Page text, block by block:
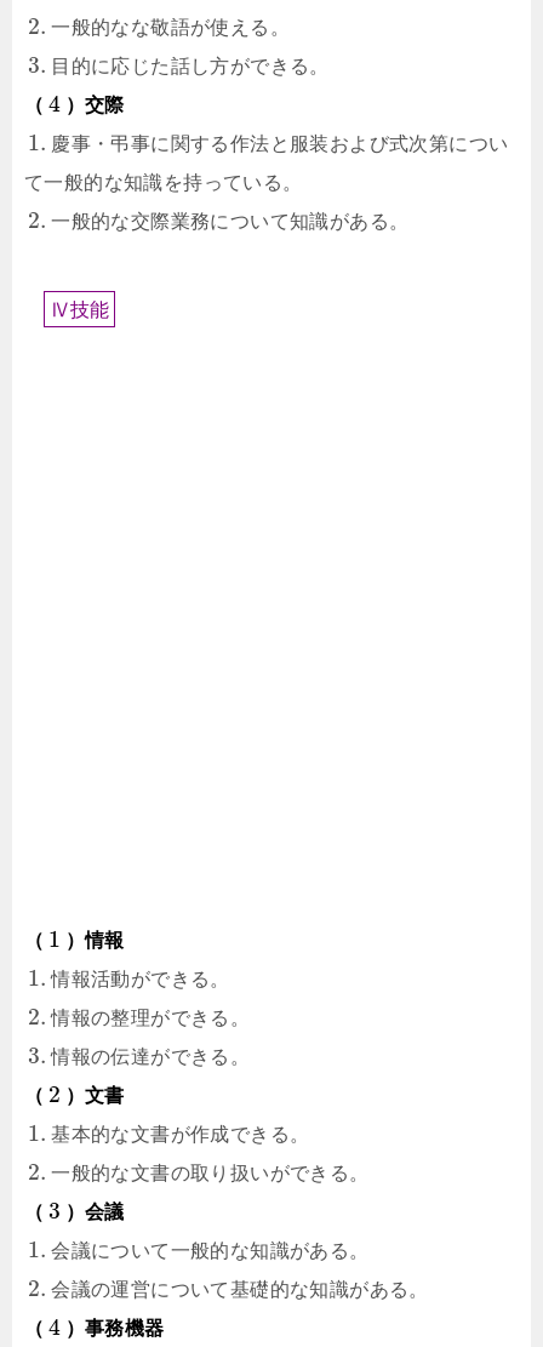
2. 一般的なな敬語が使える。
3. 目的に応じた話し方ができる。
（ 4 ）交際
1. 慶事・弔事に関する作法と服装および式次第につい
て一般的な知識を持っている。
2. 一般的な交際業務について知識がある。
Ⅳ技能
（ 1 ）情報
1. 情報活動ができる。
2. 情報の整理ができる。
3. 情報の伝達ができる。
（ 2 ）文書
1. 基本的な文書が作成できる。
2. 一般的な文書の取り扱いができる。
（ 3 ）会議
1. 会議について一般的な知識がある。
2. 会議の運営について基礎的な知識がある。
（ 4 ）事務機器